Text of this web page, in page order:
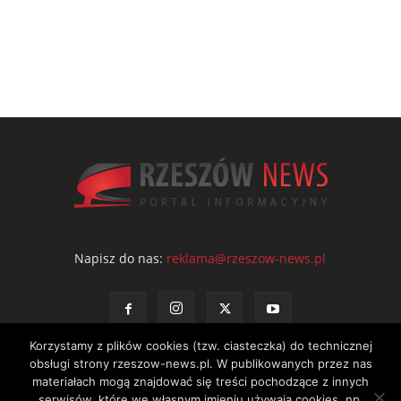
Napisz do nas: reklama@rzeszow-news.pl
Korzystamy z plików cookies (tzw. ciasteczka) do technicznej
obsługi strony rzeszow-news.pl. W publikowanych przez nas
materiałach mogą znajdować się treści pochodzące z innych